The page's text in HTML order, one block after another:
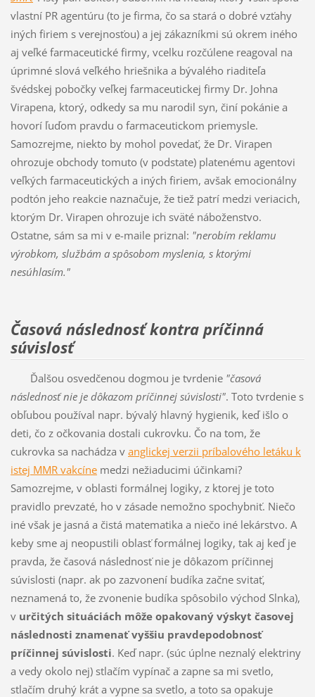
vlastní PR agentúru (to je firma, čo sa stará o dobré vzťahy
iných firiem s verejnosťou) a jej zákazníkmi sú okrem iného
aj veľké farmaceutické firmy, vcelku rozčúlene reagoval na
úprimné slová veľkého hriešnika a bývalého riaditeľa
švédskej pobočky veľkej farmaceutickej firmy Dr. Johna
Virapena, ktorý, odkedy sa mu narodil syn, činí pokánie a
hovorí ľuďom pravdu o farmaceutickom priemysle.
Samozrejme, niekto by mohol povedať, že Dr. Virapen
ohrozuje obchody tomuto (v podstate) platenému agentovi
veľkých farmaceutických a iných firiem, avšak emocionálny
podtón jeho reakcie naznačuje, že tiež patrí medzi veriacich,
ktorým Dr. Virapen ohrozuje ich sväté náboženstvo.
Ostatne, sám sa mi v e-maile priznal: "nerobím reklamu
výrobkom, službám a spôsobom myslenia, s ktorými
nesúhlasím."
Časová následnosť kontra príčinná
súvislosť
Ďalšou osvedčenou dogmou je tvrdenie "časová
následnosť nie je dôkazom príčinnej súvislosti". Toto tvrdenie s
obľubou používal napr. bývalý hlavný hygienik, keď išlo o
deti, čo z očkovania dostali cukrovku. Čo na tom, že
cukrovka sa nachádza v anglickej verzii príbalového letáku k
istej MMR vakcínemedzi nežiaducimi účinkami?
Samozrejme, v oblasti formálnej logiky, z ktorej je toto
pravidlo prevzaté, ho v zásade nemožno spochybniť. Niečo
iné však je jasná a čistá matematika a niečo iné lekárstvo. A
keby sme aj neopustili oblasť formálnej logiky, tak aj keď je
pravda, že časová následnosť nie je dôkazom príčinnej
súvislosti (napr. ak po zazvonení budíka začne svitať,
neznamená to, že zvonenie budíka spôsobilo východ Slnka),
v určitých situáciách môže opakovaný výskyt časovej
následnosti znamenať vyššiu pravdepodobnosť
príčinnej súvislosti. Keď napr. (súc úplne neznalý elektriny
a vedy okolo nej) stlačím vypínač a zapne sa mi svetlo,
stlačím druhý krát a vypne sa svetlo, a toto sa opakuje